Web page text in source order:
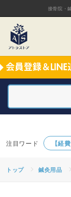
接骨院・
【経
トップ 鍼灸用品